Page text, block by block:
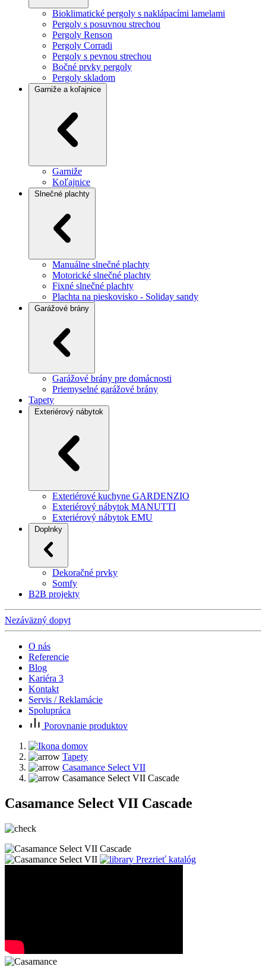
Bioklimatické pergoly s naklápacími lamelami
Pergoly s posuvnou strechou
Pergoly Renson
Pergoly Corradi
Pergoly s pevnou strechou
Bočné prvky pergoly
Pergoly skladom
Garniže a koľajnice
Garniže
Koľajnice
Slnečné plachty
Manuálne slnečné plachty
Motorické slnečné plachty
Fixné slnečné plachty
Plachta na pieskovisko - Soliday sandy
Garážové brány
Garážové brány pre domácnosti
Priemyselné garážové brány
Tapety
Exteriérový nábytok
Exteriérové kuchyne GARDENZIO
Exteriérový nábytok MANUTTI
Exteriérový nábytok EMU
Doplnky
Dekoračné prvky
Somfy
B2B projekty
Nezáväzný dopyt
O nás
Referencie
Blog
Kariéra 3
Kontakt
Servis / Reklamácie
Spolupráca
Porovnanie produktov
Tapety
Casamance Select VII
Casamance Select VII Cascade
Casamance Select VII Cascade
Prezrieť katalóg